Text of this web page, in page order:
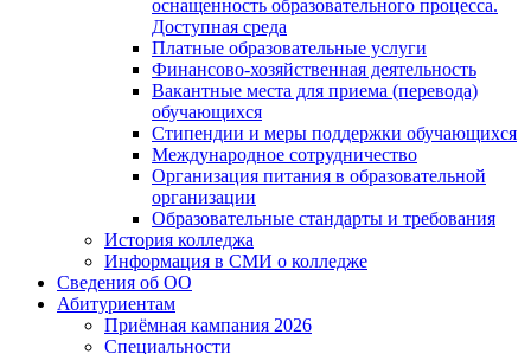
оснащенность образовательного процесса.
Доступная среда
Платные образовательные услуги
Финансово-хозяйственная деятельность
Вакантные места для приема (перевода)
обучающихся
Стипендии и меры поддержки обучающихся
Международное сотрудничество
Организация питания в образовательной
организации
Образовательные стандарты и требования
История колледжа
Информация в СМИ о колледже
Сведения об ОО
Абитуриентам
Приёмная кампания 2026
Специальности